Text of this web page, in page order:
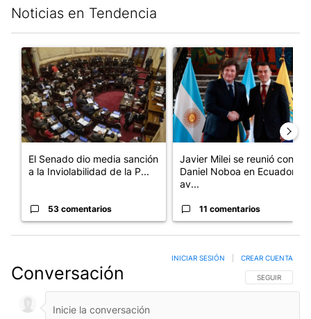
Noticias en Tendencia
Un artículo de tendencia con el título "El Senado dio media
El Senado dio media sanción
a la Inviolabilidad de la P...
53 comentarios
Un artículo de tendencia con
Javier Milei se reunió con
Daniel Noboa en Ecuador y
av...
11 comentarios
Conversación SIGA ESTA
SEGUIR
INICIAR SESIÓN CREAR CUENTA